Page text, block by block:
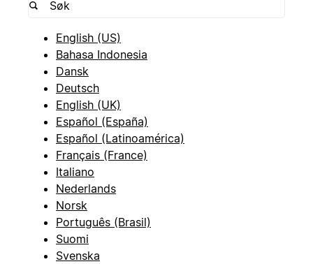
English (US)
Bahasa Indonesia
Dansk
Deutsch
English (UK)
Español (España)
Español (Latinoamérica)
Français (France)
Italiano
Nederlands
Norsk
Português (Brasil)
Suomi
Svenska